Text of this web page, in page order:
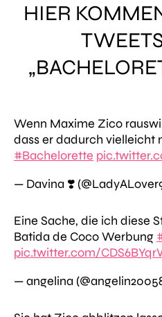
HIER
Wenn Maxime Zico
dass er dadurch vielleicht
#Bachelorette
— Davina ❣️
Eine Sache, die ich diese
Batida de Coco Werbung
pic.twitter.com/
— angelina